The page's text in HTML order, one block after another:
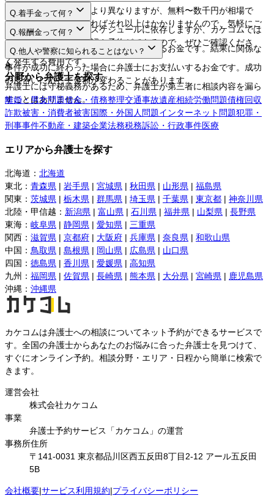
法律相談料は弁護士により異なりますが、無料〜数千円が相場で
す。相談するだけであればそれ以上はかかりませんので、気軽にご
利用してください。
A.
日程や時間は弁護士のスケジュールに依存しますが、カケコムでは
ネットから空き枠の確認や予約ができるので、ぜひご確認くださ
い。
Q.着手金って何？
A.
弁護士に事件を依頼する際にお支払いするお金です。結果に関係な
く発生する費用です。
Q.報酬金って何？
A.
事件が成功に終わった場合に弁護士にお支払いするお金です。成功
の度合いに応じて金額が変わることがあります。
Q.他人や警察に知られることはない？
A.
弁護士には守秘義務があるため、弁護士が第三者に相談内容を漏ら
すことはありません。
分野から弁護士を探す
離婚・男女問題借金・債務整理交通事故遺産相続労働問題債権回収
詐欺被害・消費者被害国際・外国人問題インターネット問題犯罪・
刑事事件不動産・建築企業法務税務訴訟・行政事件医療
エリアから弁護士を探す
北海道 ： 北海道
東北 ： 青森県 | 岩手県 | 宮城県 | 秋田県 | 山形県 | 福島県
関東 ： 茨城県 | 栃木県 | 群馬県 | 埼玉県 | 千葉県 | 東京都 | 神奈川県
北陸・甲信越 ： 新潟県 | 富山県 | 石川県 | 福井県 | 山梨県 | 長野県
東海 ： 岐阜県 | 静岡県 | 愛知県 | 三重県
関西 ： 滋賀県 | 京都府 | 大阪府 | 兵庫県 | 奈良県 | 和歌山県
中国 ： 鳥取県 | 島根県 | 岡山県 | 広島県 | 山口県
四国 ： 徳島県 | 香川県 | 愛媛県 | 高知県
九州 ： 福岡県 | 佐賀県 | 長崎県 | 熊本県 | 大分県 | 宮崎県 | 鹿児島県
沖縄 ： 沖縄県
カケコムは弁護士への相談についてネット予約ができるサービスで
す。全国の弁護士からあなたのお悩みに合った弁護士を見つけて、
すぐにオンライン予約。相談分野・エリア・日程から簡単に検索で
きます。
運営会社
株式会社カケコム
事業
弁護士予約サービス「カケコム」の運営
事務所住所
〒141-0031 東京都品川区西五反田8丁目2-12 アール五反田
5B
会社概要|サービス利用規約|プライバシーポリシー